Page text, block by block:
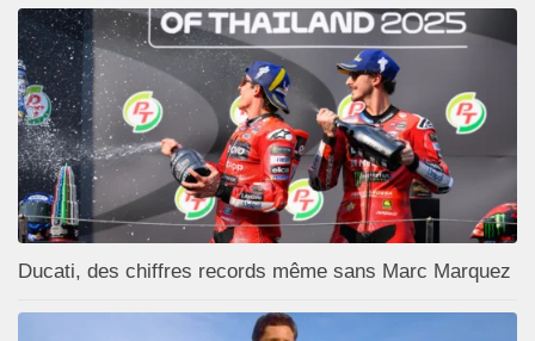
Ducati, des chiffres records même sans Marc Marquez